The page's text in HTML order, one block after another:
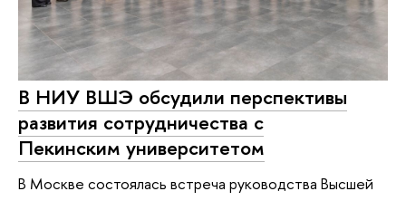
В НИУ ВШЭ обсудили перспективы
развития сотрудничества с
Пекинским университетом
В Москве состоялась встреча руководства Высшей